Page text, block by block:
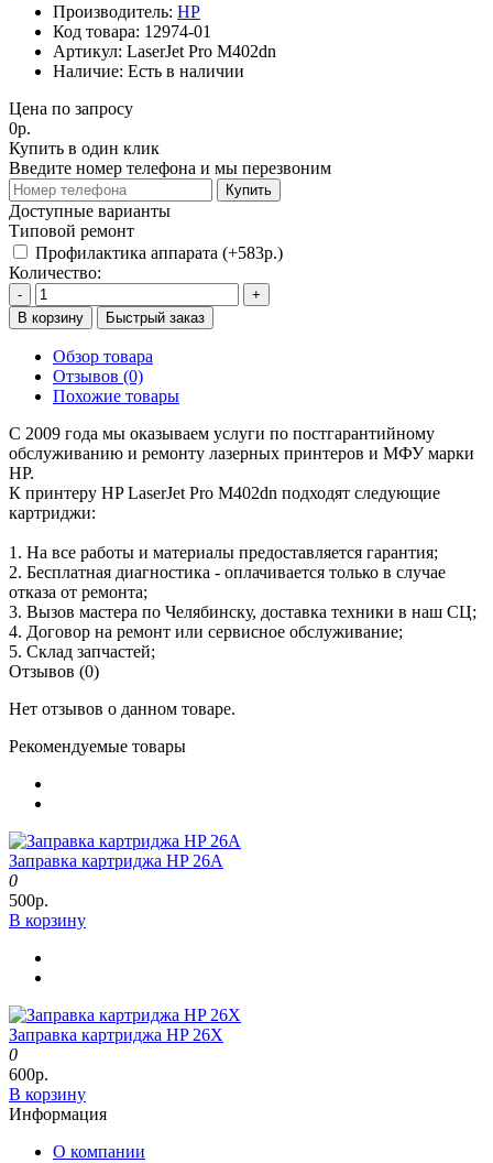
Производитель: HP
Код товара: 12974-01
Артикул: LaserJet Pro M402dn
Наличие: Есть в наличии
Цена по запросу
0р.
Купить в один клик
Введите номер телефона и мы перезвоним
Купить
Доступные варианты
Типовой ремонт
Профилактика аппарата (+583р.)
Количество:
-
+
В корзину
Быстрый заказ
Обзор товара
Отзывов (0)
Похожие товары
С 2009 года мы оказываем услуги по постгарантийному
обслуживанию и ремонту лазерных принтеров и МФУ марки
HP.
К принтеру HP LaserJet Pro M402dn подходят следующие
картриджи:
1. На все работы и материалы предоставляется гарантия;
2. Бесплатная диагностика - оплачивается только в случае
отказа от ремонта;
3. Вызов мастера по Челябинску, доставка техники в наш СЦ;
4. Договор на ремонт или сервисное обслуживание;
5. Склад запчастей;
Отзывов (0)
Нет отзывов о данном товаре.
Рекомендуемые товары
Заправка картриджа HP 26A
0
500р.
В корзину
Заправка картриджа HP 26X
0
600р.
В корзину
Информация
О компании